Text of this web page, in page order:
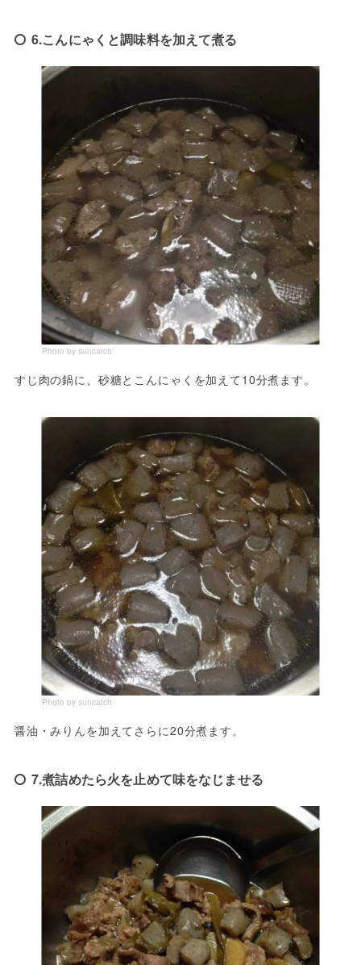
6.こんにゃくと調味料を加えて煮る
Photo by suncatch
すじ肉の鍋に、砂糖とこんにゃくを加えて10分煮ます。
Photo by suncatch
醤油・みりんを加えてさらに20分煮ます。
7.煮詰めたら火を止めて味をなじませる